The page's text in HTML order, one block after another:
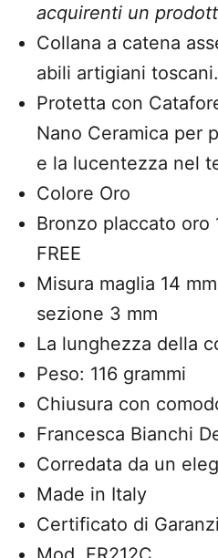
acquirenti un
Collana a catena
abili artigiani toscani.
Protetta con
Nano Ceramica per
e la lucentezza nel
Colore Oro
Bronzo placcato oro
FREE
Misura maglia 14
sezione 3 mm
La lunghezza della
Peso: 116 grammi
Chiusura con
Francesca Bianchi
Corredata da un
Made in Italy
Certificato di